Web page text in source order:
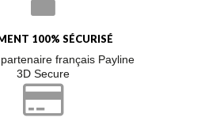
100% SÉCURISÉ
français Payline
3D Secure